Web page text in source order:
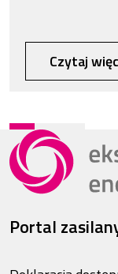
Czytaj
Portal